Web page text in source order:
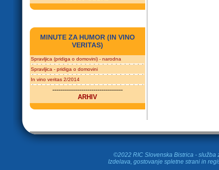
MINUTE ZA HUMOR (IN VINO
VERITAS)
Spravljica (pridiga o domovini) - narodna
Spravljica - pridiga o domovini
In vino veritas 2/2014
------------------------------------
ARHIV
©2022 RIC Slovenska Bistrica - služba
Izdelava, gostovanje spletne strani in